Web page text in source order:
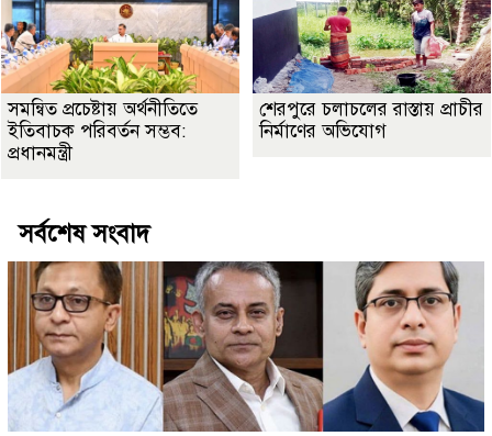
সমন্বিত প্রচেষ্টায় অর্থনীতিতে
ইতিবাচক পরিবর্তন সম্ভব:
প্রধানমন্ত্রী
শেরপুরে চলাচলের রাস্তায় প্রাচীর
নির্মাণের অভিযোগ
সর্বশেষ সংবাদ